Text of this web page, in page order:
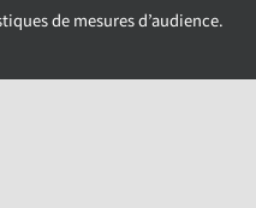
de mesures d’audience.